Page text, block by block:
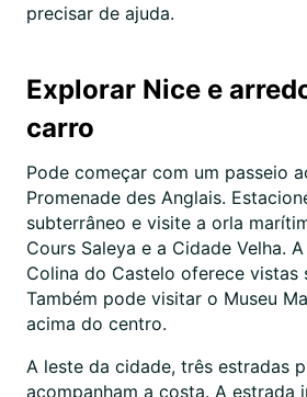
precisar de ajuda.
Explorar Nice e
carro
Pode começar com um passeio
Promenade des Anglais.
subterrâneo e visite a orla
Cours Saleya e a Cidade Velha.
Colina do Castelo oferece vistas
Também pode visitar o Museu
acima do centro.
A leste da cidade, três estradas
acompanham a costa. A estrada